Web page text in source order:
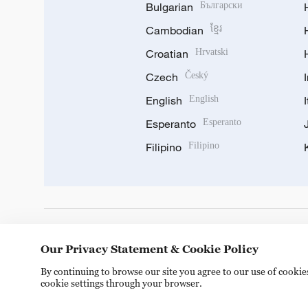
Bulgarian Български
Cambodian ខ្មែរ
Croatian Hrvatski
Czech Český
English English
Esperanto Esperanto
Filipino Filipino
Our Privacy Statement & Cookie Policy
By continuing to browse our site you agree to our use of
cookie settings through your browser.